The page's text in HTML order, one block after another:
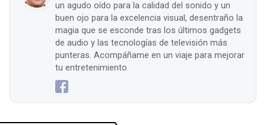
un agudo oído para la calidad del sonido y un
buen ojo para la excelencia visual, desentraño la
magia que se esconde tras los últimos gadgets
de audio y las tecnologías de televisión más
punteras. Acompáñame en un viaje para mejorar
tu entretenimiento.